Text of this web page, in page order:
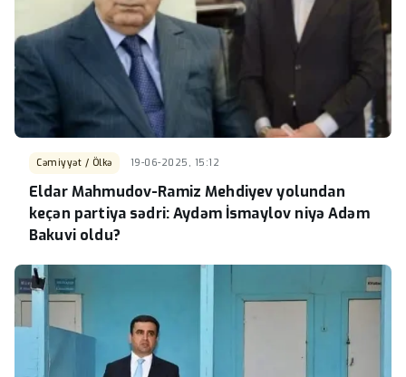
Cəmiyyət / Ölkə 19-06-2025, 15:12
Eldar Mahmudov-Ramiz Mehdiyev yolundan
keçən partiya sədri: Aydəm İsmaylov niyə Adəm
Bakuvi oldu?